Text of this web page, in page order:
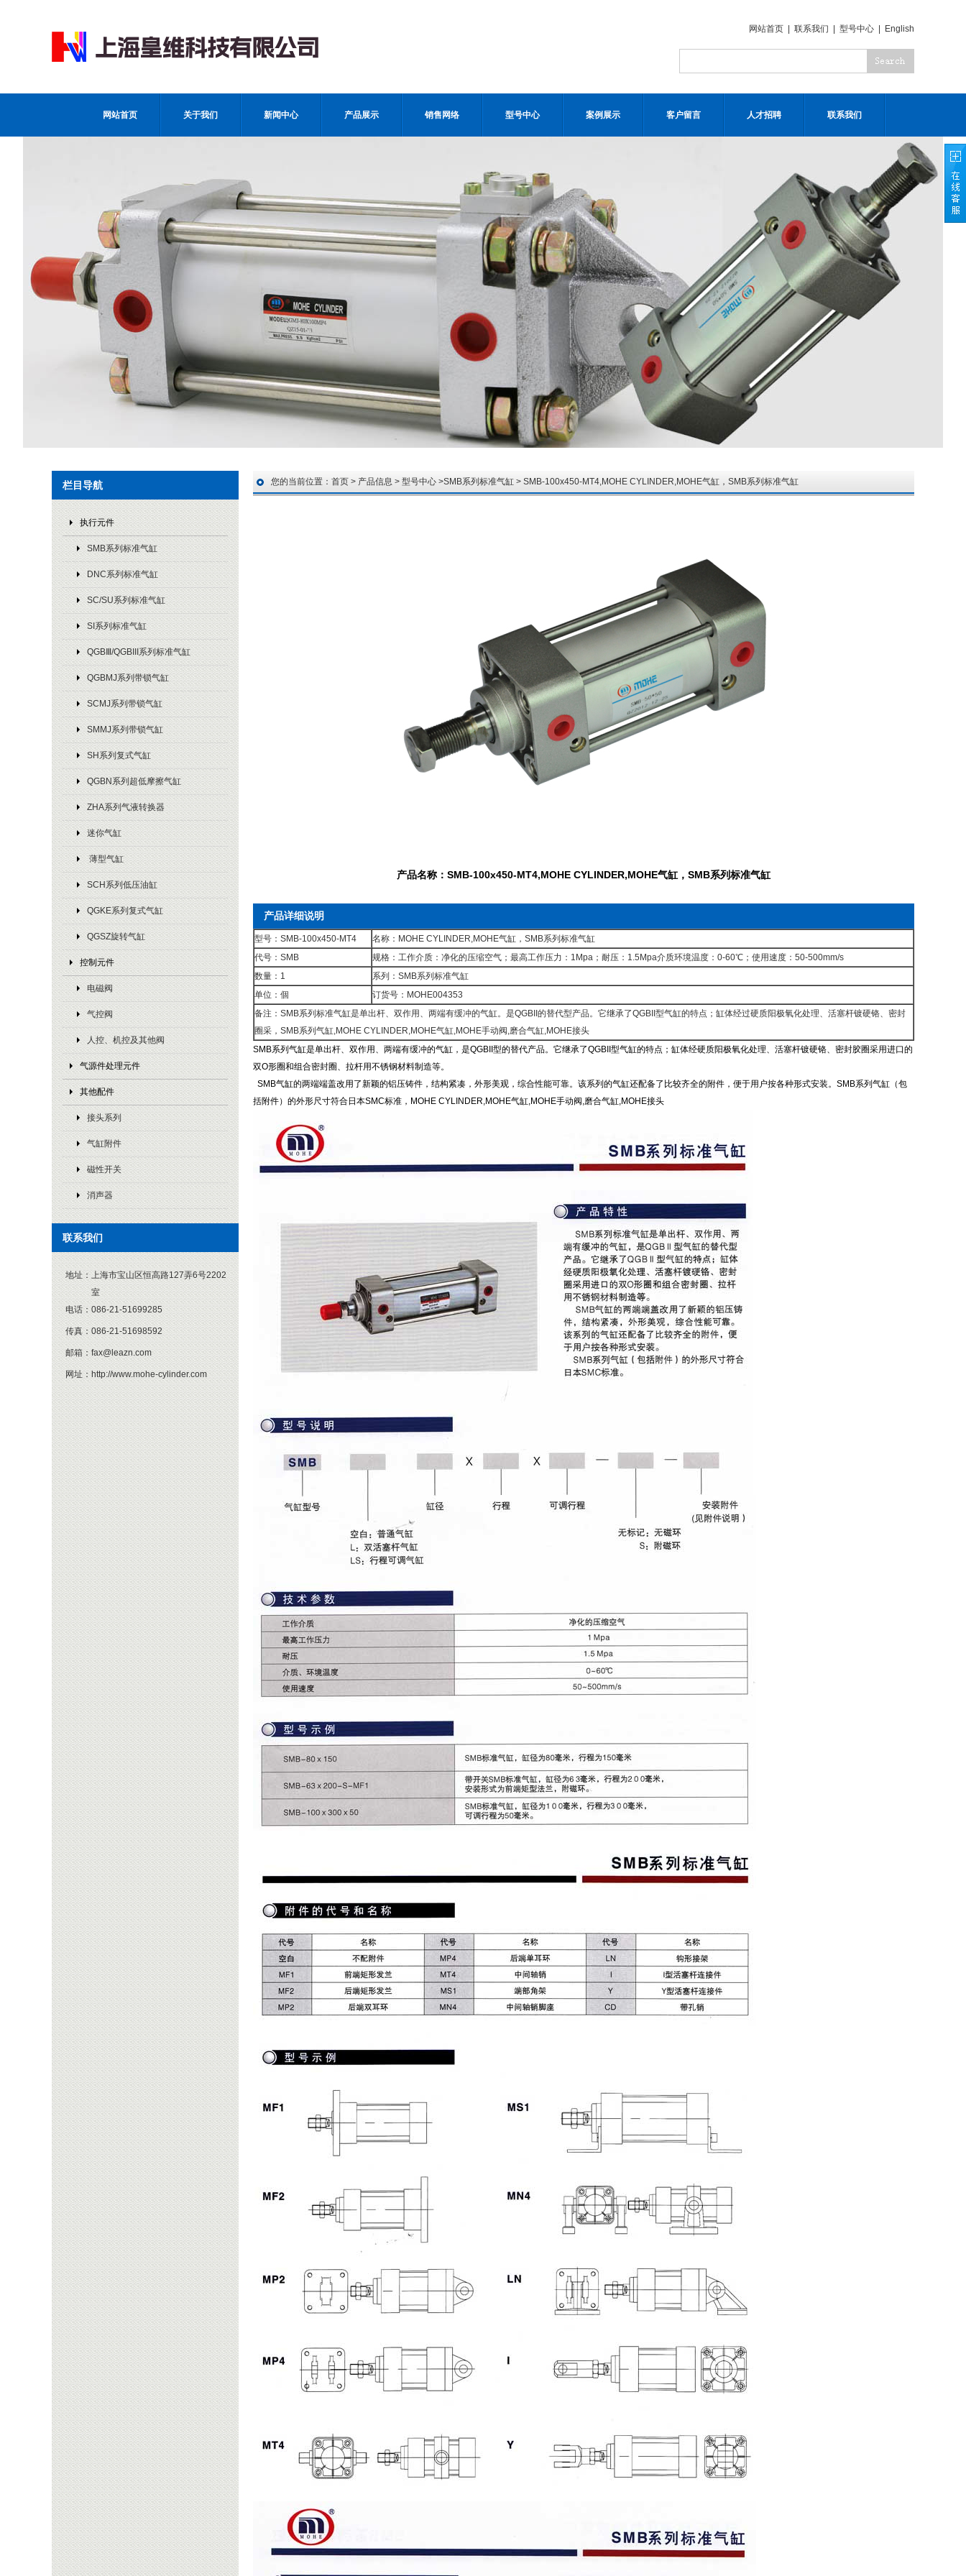
网站首页 联系我们 型号中心 English
网站首页 关于我们 新闻中心 产品展示 销售网络 型号中心 案例展示 客户留言 人才招聘 联系我们
栏目导航
执行元件
SMB系列标准气缸
DNC系列标准气缸
SC/SU系列标准气缸
SI系列标准气缸
QGBⅢ/QGBIII系列标准气缸
QGBMJ系列带锁气缸
SCMJ系列带锁气缸
SMMJ系列带锁气缸
SH系列复式气缸
QGBN系列超低摩擦气缸
ZHA系列气液转换器
迷你气缸
薄型气缸
SCH系列低压油缸
QGKE系列复式气缸
QGSZ旋转气缸
控制元件
电磁阀
气控阀
人控、机控及其他阀
气源件处理元件
其他配件
接头系列
气缸附件
磁性开关
消声器
联系我们
地址： 上海市宝山区恒高路127弄6号2202
室
电话： 086-21-51699285
传真： 086-21-51698592
邮箱： fax@leazn.com
网址： http://www.mohe-cylinder.com
您的当前位置： 首页 > 产品信息 > 型号中心 >SMB系列标准气缸 > SMB-100x450-MT4,MOHE CYLINDER,MOHE气缸，SMB系列标准气缸
产品名称：SMB-100x450-MT4,MOHE CYLINDER,MOHE气缸，SMB系列标准气缸
产品详细说明
型号：SMB-100x450-MT4
名称：MOHE CYLINDER,MOHE气缸，SMB系列标准气缸
代号：SMB
规格：工作介质：净化的压缩空气；最高工作压力：1Mpa；耐压：1.5Mpa介质环境温度：0-60℃；使用速度：50-500mm/s
数量：1
系列：SMB系列标准气缸
单位：個
订货号：MOHE004353
备注：SMB系列标准气缸是单出杆、双作用、两端有缓冲的气缸。是QGBII的替代型产品。它继承了QGBII型气缸的特点；缸体经过硬质阳极氧化处理、活塞杆镀硬铬、密封
圈采，SMB系列气缸,MOHE CYLINDER,MOHE气缸,MOHE手动阀,磨合气缸,MOHE接头
SMB系列气缸是单出杆、双作用、两端有缓冲的气缸，是QGBII型的替代产品。它继承了QGBII型气缸的特点；缸体经硬质阳极氧化处理、活塞杆镀硬铬、密封胶圈采用进口的
双O形圈和组合密封圈、拉杆用不锈钢材料制造等。
SMB气缸的两端端盖改用了新颖的铝压铸件，结构紧凑，外形美观，综合性能可靠。该系列的气缸还配备了比较齐全的附件，便于用户按各种形式安装。SMB系列气缸（包
括附件）的外形尺寸符合日本SMC标准，MOHE CYLINDER,MOHE气缸,MOHE手动阀,磨合气缸,MOHE接头